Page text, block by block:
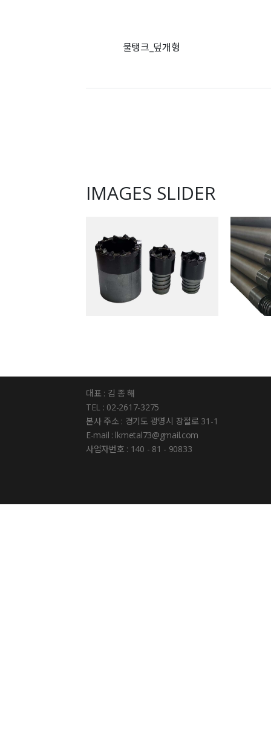
물탱크_덮개형
IMAGES SLIDER
대표 : 김 종 해
TEL : 02-2617-3275
본사 주소 : 경기도 광명시 장절로 31-1
E-mail : lkmetal73@gmail.com
사업자번호 : 140 - 81 - 90833